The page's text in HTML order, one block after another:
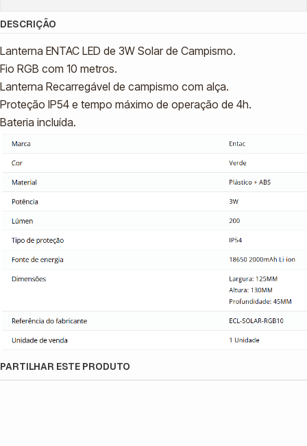
DESCRIÇÃO
Lanterna ENTAC LED de 3W Solar de Campismo.
Fio RGB com 10 metros.
Lanterna Recarregável de campismo com alça.
Proteção IP54 e tempo máximo de operação de 4h.
Bateria incluída.
PARTILHAR ESTE PRODUTO